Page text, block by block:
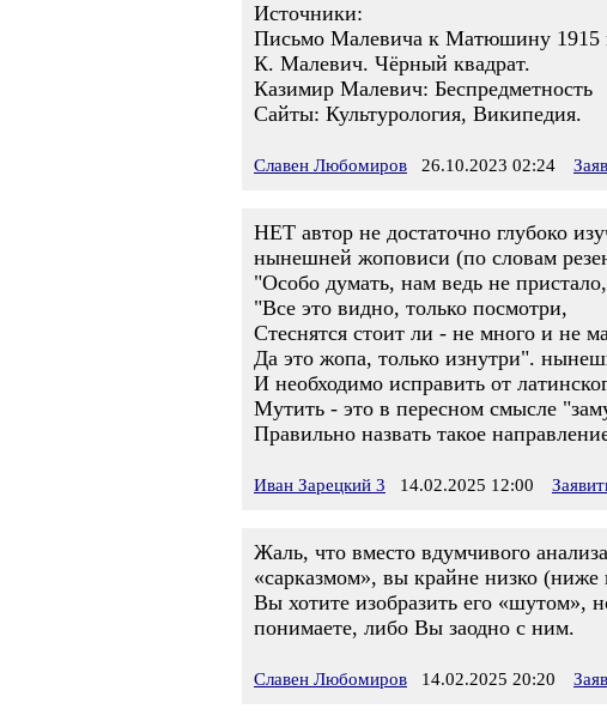
Источники:
Письмо Малевича к Матюшину 1915
К. Малевич. Чёрный квадрат.
Казимир Малевич: Беспредметность
Сайты: Культурология, Википедия.
Славен Любомиров 26.10.2023 02:24
НЕТ автор не достаточно глубоко
нынешней жоповиси (по словам
"Особо думать, нам ведь не пристало,
"Все это видно, только посмотри,
Стеснятся стоит ли - не много и не
Да это жопа, только изнутри".
И необходимо исправить от
Мутить - это в пересном смысле
Правильно назвать такое
Иван Зарецкий 3 14.02.2025 12:00
Жаль, что вместо вдумчивого
«сарказмом», вы крайне низко (ниже
Вы хотите изобразить его «шутом»,
понимаете, либо Вы заодно с ним.
Славен Любомиров 14.02.2025 20:20